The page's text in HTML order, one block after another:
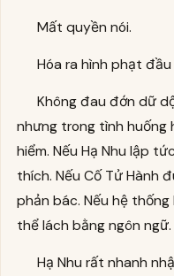
Mất quyền nói.
Hóa ra hình phạt
Không đau đớn dữ
nhưng trong tình huống
hiểm. Nếu Hạ Nhu lập
thích. Nếu Cố Tử Hành
phản bác. Nếu hệ
thể lách bằng ngôn ngữ.
Hạ Nhu rất nhanh